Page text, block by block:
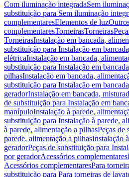
Com iluminação integradaSem
substituição para Sem iluminação
complementaresElementos de luz
complementaresTorneirasTorneiras
TorneirasInstalação em bancada,
substituição para Instalação em
elétricaInstalação em bancada,
substituição para Instalação em
pilhasInstalação em bancada,
substituição para Instalação em
geradorInstalação em bancada,
de substituição para Instalação em
manípuloInstalação à parede,
substituição para Instalação à parede,
à parede, alimentação a pilhasPeças de
parede, alimentação a pilhasInstalação
geradorPeças de substituição para
por geradorAcessórios complementares
Acessórios complementaresPara
substituição para Para torneiras de